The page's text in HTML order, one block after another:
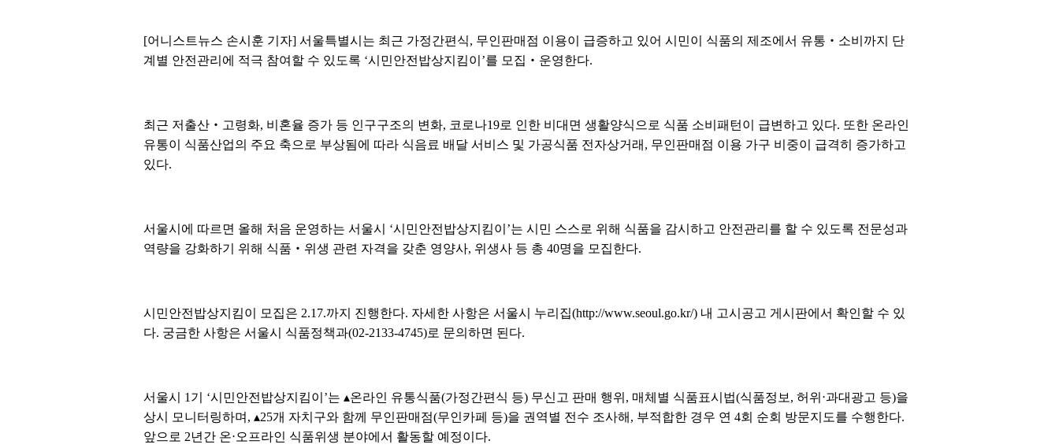
[어니스트뉴스 손시훈 기자] 서울특별시는 최근 가정간편식, 무인판매점 이용이 급증하고 있어 시민이 식품의 제조에서 유통‧소비까지 단
계별 안전관리에 적극 참여할 수 있도록 ‘시민안전밥상지킴이’를 모집‧운영한다.
최근 저출산‧고령화, 비혼율 증가 등 인구구조의 변화, 코로나19로 인한 비대면 생활양식으로 식품 소비패턴이 급변하고 있다. 또한 온라인
유통이 식품산업의 주요 축으로 부상됨에 따라 식음료 배달 서비스 및 가공식품 전자상거래, 무인판매점 이용 가구 비중이 급격히 증가하고
있다.
서울시에 따르면 올해 처음 운영하는 서울시 ‘시민안전밥상지킴이’는 시민 스스로 위해 식품을 감시하고 안전관리를 할 수 있도록 전문성과
역량을 강화하기 위해 식품‧위생 관련 자격을 갖춘 영양사, 위생사 등 총 40명을 모집한다.
시민안전밥상지킴이 모집은 2.17.까지 진행한다. 자세한 사항은 서울시 누리집(http://www.seoul.go.kr/) 내 고시공고 게시판에서 확인할 수 있
다. 궁금한 사항은 서울시 식품정책과(02-2133-4745)로 문의하면 된다.
서울시 1기 ‘시민안전밥상지킴이’는 ▴온라인 유통식품(가정간편식 등) 무신고 판매 행위, 매체별 식품표시법(식품정보, 허위‧과대광고 등)을
상시 모니터링하며, ▴25개 자치구와 함께 무인판매점(무인카페 등)을 권역별 전수 조사해, 부적합한 경우 연 4회 순회 방문지도를 수행한다.
앞으로 2년간 온‧오프라인 식품위생 분야에서 활동할 예정이다.